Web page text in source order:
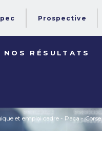
Prospective
NOS RÉSULTATS
et emploi cadre - Paca - Corse